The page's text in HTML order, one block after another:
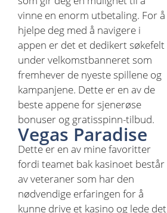
vinne en enorm utbetaling. For å
hjelpe deg med å navigere i
appen er det et dedikert søkefelt
under velkomstbanneret som
fremhever de nyeste spillene og
kampanjene. Dette er en av de
beste appene for sjenerøse
bonuser og gratisspinn-tilbud.
Vegas Paradise
Dette er en av mine favoritter
fordi teamet bak kasinoet består
av veteraner som har den
nødvendige erfaringen for å
kunne drive et kasino og lede det